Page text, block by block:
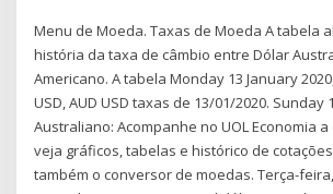
Menu de Moeda. Taxas de Moeda A tabela
história da taxa de câmbio entre Dólar
Americano. A tabela Monday 13 January
USD, AUD USD taxas de 13/01/2020. Sunday
Australiano: Acompanhe no UOL Economia
veja gráficos, tabelas e histórico de
também o conversor de moedas. Terça-